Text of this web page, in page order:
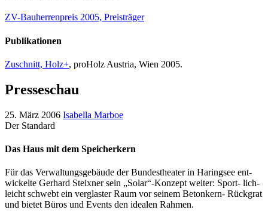
ZV-Bauherrenpreis 2005, Preisträger
Publikationen
Zuschnitt, Holz+, proHolz Austria, Wien 2005.
Presseschau
25. März 2006 Isabella Marboe
Der Standard
Das Haus mit dem Speicherkern
Für das Verwaltungsgebäude der Bundestheater in Haringsee ent-
wickelte Gerhard Steixner sein „Solar“-Konzept weiter: Sport- lich-
leicht schwebt ein verglaster Raum vor seinem Betonkern- Rückgrat
und bietet Büros und Events den idealen Rahmen.